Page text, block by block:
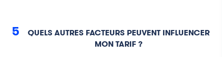
5
QUELS AUTRES FACTEURS PEUVENT INFLUENCER
MON TARIF ?